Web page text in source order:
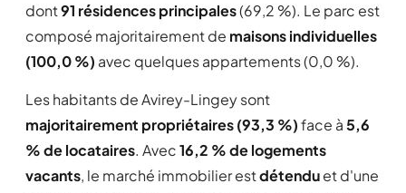
dont91 résidences principales(69,2 %). Le parc est
composé majoritairement de maisons individuelles
(100,0 %) avec quelques appartements (0,0 %).
Les habitants de Avirey-Lingey sont
majoritairement propriétaires (93,3 %)face à5,6
% de locataires. Avec16,2 % de logements
vacants, le marché immobilier estdétenduet d'une